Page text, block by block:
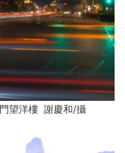
望洋樓 謝慶和/攝